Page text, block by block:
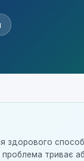
здорового
проблема триває